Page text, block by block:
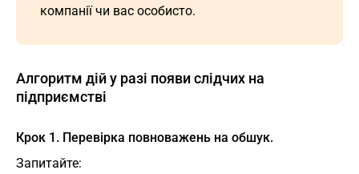
компанії чи вас особисто.
Алгоритм дій у разі появи слідчих на
підприємстві
Крок 1. Перевірка повноважень на обшук.
Запитайте: